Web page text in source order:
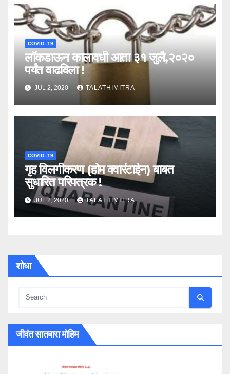
COVID -19
लॉकडाऊन कालावधी आता ३१ जुलै,२०२०
पर्यंत वाढविला !
JUL 2, 2020 TALATHIMITRA
COVID -19
गृह विलगीकरण (होम क्वारंटाईन) बाबत
सुधारित परिपत्रक !
JUL 2, 2020 TALATHIMITRA
शोधा
जीवंत सातबारा मोहिम